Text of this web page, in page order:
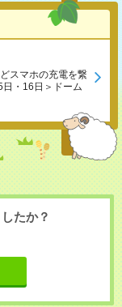
スマホの充電を繋
・16日＞ドーム
たか？